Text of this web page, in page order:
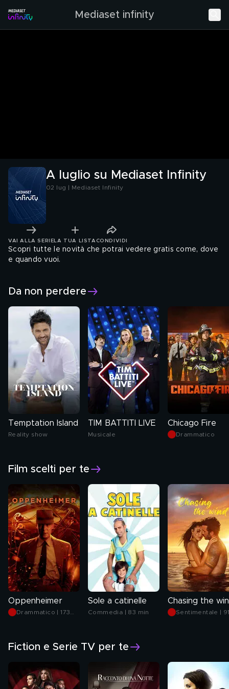
Mediaset infinity
A luglio su Mediaset Infinity
02 lug | Mediaset Infinity
VAI ALLA SERIE LA TUA LISTA CONDIVIDI
Scopri tutte le novità che potrai vedere gratis come, dove
e quando vuoi.
Da non perdere
Temptation Island
Reality show
TIM BATTITI LIVE
Musicale
Chicago Fire
Drammatico
Film scelti per te
Oppenheimer
Drammatico | 173
Sole a catinelle
Commedia | 83 min
Chasing the
Sentimentale |
Fiction e Serie TV per te